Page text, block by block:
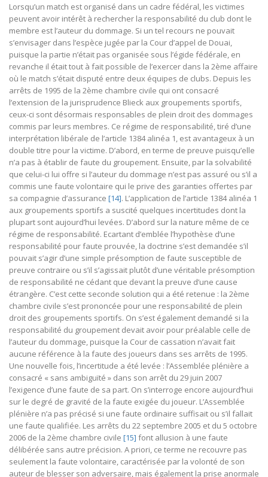
Lorsqu’un match est organisé dans un cadre fédéral, les victimes
peuvent avoir intérêt à rechercher la responsabilité du club dont le
membre est l’auteur du dommage. Si un tel recours ne pouvait
s’envisager dans l’espèce jugée par la Cour d’appel de Douai,
puisque la partie n’était pas organisée sous l’égide fédérale, en
revanche il était tout à fait possible de l’exercer dans la 2ème affaire
où le match s’était disputé entre deux équipes de clubs. Depuis les
arrêts de 1995 de la 2ème chambre civile qui ont consacré
l’extension de la jurisprudence Blieck aux groupements sportifs,
ceux-ci sont désormais responsables de plein droit des dommages
commis par leurs membres. Ce régime de responsabilité, tiré d’une
interprétation libérale de l’article 1384 alinéa 1, est avantageux à un
double titre pour la victime. D’abord, en terme de preuve puisqu’elle
n’a pas à établir de faute du groupement. Ensuite, par la solvabilité
que celui-ci lui offre si l’auteur du dommage n’est pas assuré ou s’il a
commis une faute volontaire qui le prive des garanties offertes par
sa compagnie d’assurance [14]. L’application de l’article 1384 alinéa 1
aux groupements sportifs a suscité quelques incertitudes dont la
plupart sont aujourd’hui levées. D’abord sur la nature même de ce
régime de responsabilité. Ecartant d’emblée l’hypothèse d’une
responsabilité pour faute prouvée, la doctrine s’est demandée s’il
pouvait s’agir d’une simple présomption de faute susceptible de
preuve contraire ou s’il s’agissait plutôt d’une véritable présomption
de responsabilité ne cédant que devant la preuve d’une cause
étrangère. C’est cette seconde solution qui a été retenue : la 2ème
chambre civile s’est prononcée pour une responsabilité de plein
droit des groupements sportifs. On s’est également demandé si la
responsabilité du groupement devait avoir pour préalable celle de
l’auteur du dommage, puisque la Cour de cassation n’avait fait
aucune référence à la faute des joueurs dans ses arrêts de 1995.
Une nouvelle fois, l’incertitude a été levée : l’Assemblée plénière a
consacré « sans ambiguïté » dans son arrêt du 29 juin 2007
l’exigence d’une faute de sa part. On s’interroge encore aujourd’hui
sur le degré de gravité de la faute exigée du joueur. L’Assemblée
plénière n’a pas précisé si une faute ordinaire suffisait ou s’il fallait
une faute qualifiée. Les arrêts du 22 septembre 2005 et du 5 octobre
2006 de la 2ème chambre civile [15] font allusion à une faute
délibérée sans autre précision. A priori, ce terme ne recouvre pas
seulement la faute volontaire, caractérisée par la volonté de son
auteur de blesser son adversaire, mais également la prise anormale